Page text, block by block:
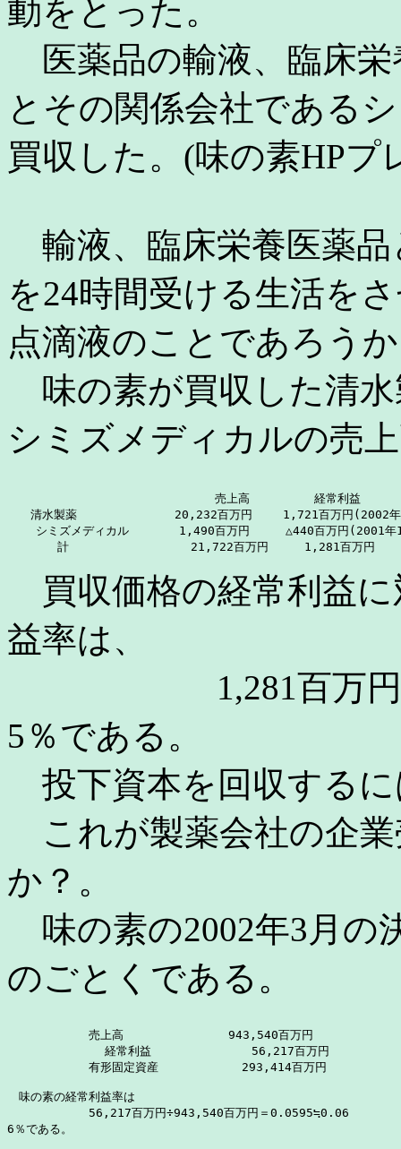
動をとった。
医薬品の輸液、臨床栄
とその関係会社である
買収した。(味の素HPプ
輸液、臨床栄養医薬品
を24時間受ける生活を
点滴液のことであろう
味の素が買収した清
シミズメディカルの売
                             売上高         経常利益
清水製薬            　20,232百万円　 　1,721百万円(2002年
シミズメディカル       1,490百万円     △440百万円(2001年
       計                 21,722百万円     1,281百万円
買収価格の経常利益に
益率は、
1,281百万円
5％である。
投下資本を回収する
これが製薬会社の企
か？。
味の素の2002年3月の
のごとくである。
売上高　　　　　　　　　943,540百万円
  　          経常利益　　　　　　　　 56,217百万円
有形固定資産      　    293,414百万円
味の素の経常利益率は
56,217百万円÷943,540百万円＝0.0595≒0.06
6％である。